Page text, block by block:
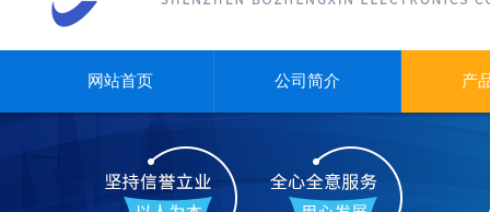
网站首页 公司简介 产